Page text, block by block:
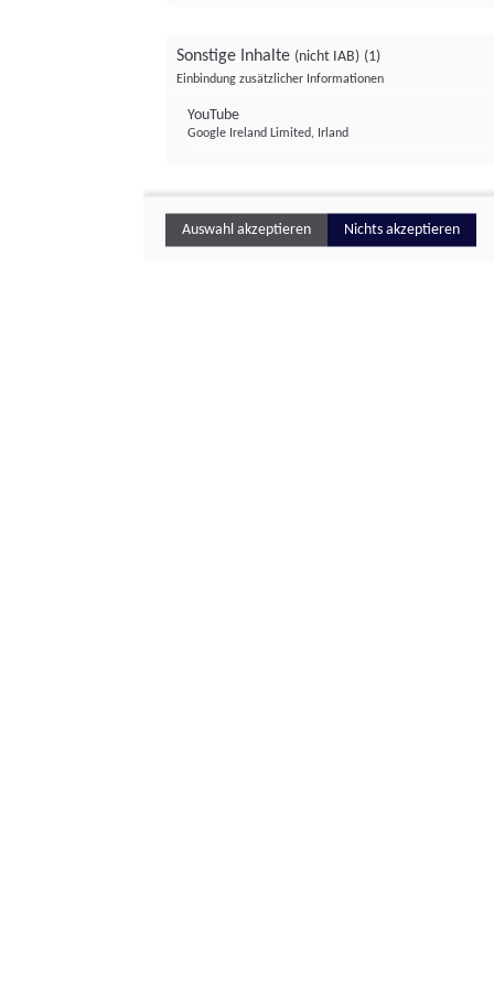
Sonstige Inhalte (nicht IAB) (1)
Einbindung zusätzlicher Informationen
YouTube
Google Ireland Limited, Irland
Auswahl akzeptieren Nichts akzeptieren